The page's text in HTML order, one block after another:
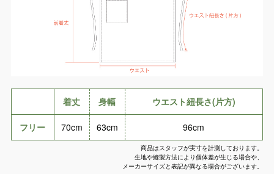
着丈 身幅 ウエスト紐長さ(片方)
フリー 70cm 63cm 96cm
商品はスタッフが実寸を計測しております。
生地や縫製方法により個体差が生じる場合や、
メーカーサイズと表記が異なる場合がございます。